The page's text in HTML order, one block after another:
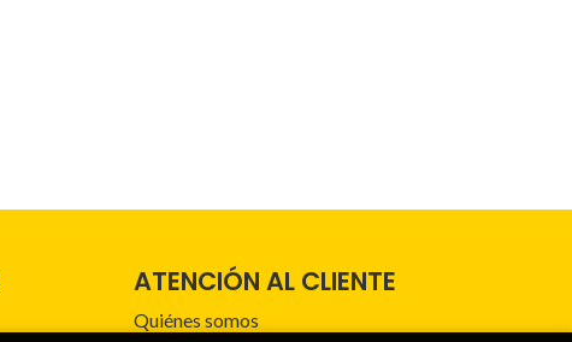
ATENCIÓN AL CLIENTE
Quiénes somos